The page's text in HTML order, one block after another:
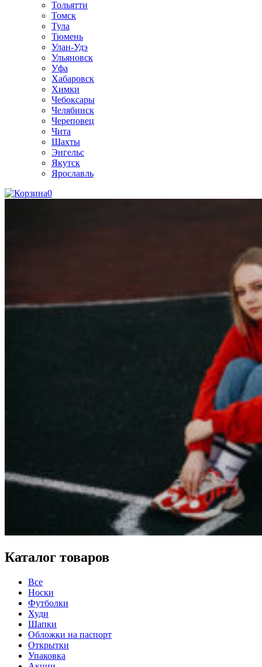
Тольятти
Томск
Тула
Тюмень
Улан-Удэ
Ульяновск
Уфа
Хабаровск
Химки
Чебоксары
Челябинск
Череповец
Чита
Шахты
Энгельс
Якутск
Ярославль
0
Каталог товаров
Все
Носки
Футболки
Худи
Шапки
Обложки на паспорт
Открытки
Упаковка